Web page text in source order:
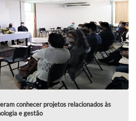
conhecer projetos relacionados às
e gestão